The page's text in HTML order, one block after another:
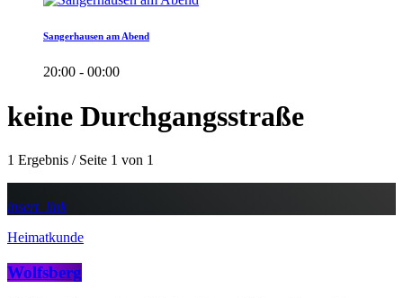
Sangerhausen am Abend
20:00 - 00:00
keine Durchgangsstraße
1 Ergebnis / Seite 1 von 1
insert_link
Heimatkunde
Wolfsberg